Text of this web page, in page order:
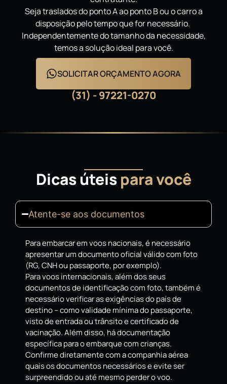
Seja traslados do ponto A ao ponto B ou o carro a
disposição pelo tempo que for necessário.
Independentemente do tamanho da necessidade,
temos a solução ideal para você.
SOLICITAR ORÇAMENTO AGORA
(31) - 97221-0270
Dicas úteispara você
Atente-se aos documentos
Para embarcar em voos nacionais, é necessário
apresentar um documento oficial válido com foto
(RG, CNH ou passaporte, por exemplo).
Para voos internacionais, além dos seus
documentos de identificação com foto, também é
necessário verificar as exigências do país de
destino – como validade mínima do passaporte,
visto de entrada ou trânsito e certificado de
vacinação. Além disso, há documentação
específica para o embarque com crianças.
Confirme diretamente com a companhia aérea
quais os documentos necessários e evite ser
surpreendido ou até mesmo perder o voo.